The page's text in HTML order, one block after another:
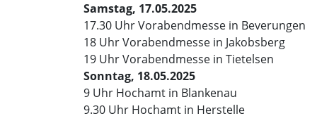
Samstag, 17.05.2025
17.30 Uhr Vorabendmesse in Beverungen
18 Uhr Vorabendmesse in Jakobsberg
19 Uhr Vorabendmesse in Tietelsen
Sonntag, 18.05.2025
9 Uhr Hochamt in Blankenau
9.30 Uhr Hochamt in Herstelle